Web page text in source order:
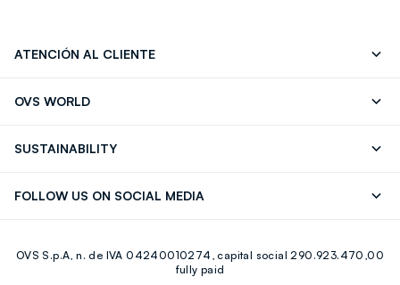
ATENCIÓN AL CLIENTE
OVS WORLD
SUSTAINABILITY
FOLLOW US ON SOCIAL MEDIA
Youtube Linkedin
OVS S.p.A, n. de IVA 04240010274, capital social 290.923.470,00
fully paid